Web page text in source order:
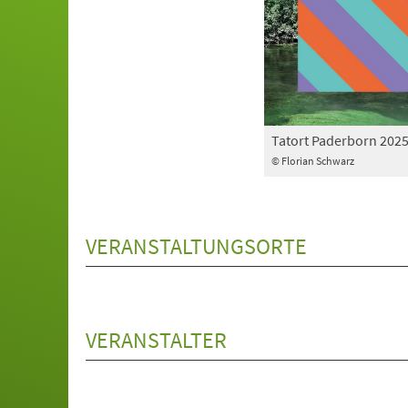
© Florian Schwarz
Tatort Paderborn 2025
VERANSTALTUNGSORTE
VERANSTALTER